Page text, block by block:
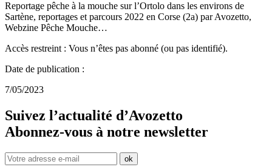
Reportage pêche à la mouche sur l’Ortolo dans les environs de
Sartène, reportages et parcours 2022 en Corse (2a) par Avozetto,
Webzine Pêche Mouche…
Accès restreint : Vous n’êtes pas abonné (ou pas identifié).
Date de publication :
7/05/2023
Suivez l’actualité d’Avozetto
Abonnez-vous à notre newsletter